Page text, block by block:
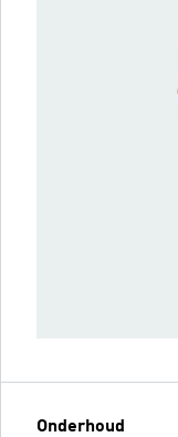
Onderhoud